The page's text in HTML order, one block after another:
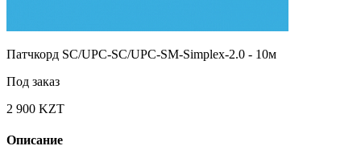
Патчкорд SC/UPC-SC/UPC-SM-Simplex-2.0 - 10м
Под заказ
2 900 KZT
Описание